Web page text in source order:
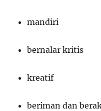
mandiri
bernalar kritis
kreatif
beriman dan